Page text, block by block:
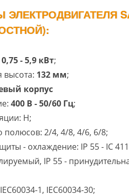
0,75 - 5,9 кВт;
высота: 132 мм;
корпус
400 В - 50/60 Гц;
H;
полюсов: 2/4, 4/8, 4/6, 6/8;
- охлаждение: IP 55 - IC 411
IP 55 -
1, IEC60034-30;